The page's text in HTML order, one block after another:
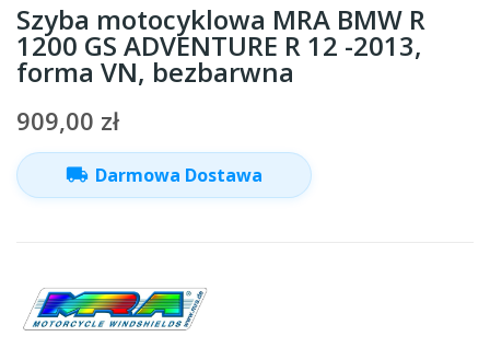
Szyba motocyklowa MRA BMW R
1200 GS ADVENTURE R 12 -2013,
forma VN, bezbarwna
909,00 zł
local_shipping Darmowa Dostawa